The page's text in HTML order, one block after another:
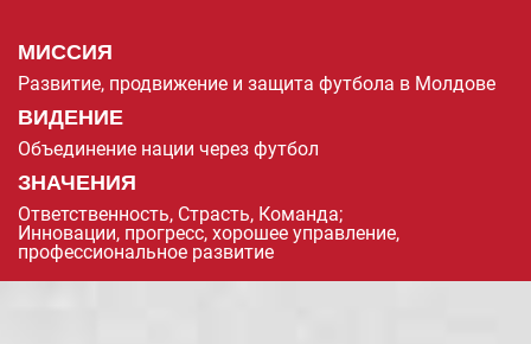
МИССИЯ
Развитие, продвижение и защита футбола в Молдове
ВИДЕНИЕ
Объединение нации через футбол
ЗНАЧЕНИЯ
Ответственность, Страсть, Команда;
Инновации, прогресс, хорошее управление,
профессиональное развитие